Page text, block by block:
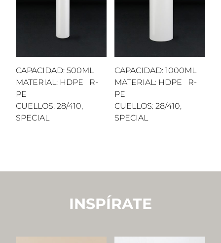
CAPACIDAD: 500ML
MATERIAL: HDPE R-
PE
CUELLOS: 28/410,
SPECIAL
CAPACIDAD: 1000ML
MATERIAL: HDPE R-
PE
CUELLOS: 28/410,
SPECIAL
INSPÍRATE